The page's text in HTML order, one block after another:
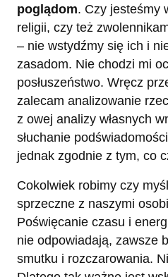
poglądom. Czy jesteśmy
religii, czy też
– nie wstydźmy się ich i
zasadom. Nie chodzi mi
posłuszeństwo. Wręcz
zalecam analizowanie
z owej analizy własnych
słuchanie
jednak zgodnie z tym, co
Cokolwiek robimy czy
sprzeczne z naszymi
Poświęcanie czasu i
nie odpowiadają, zawsze
smutku i rozczarowania.